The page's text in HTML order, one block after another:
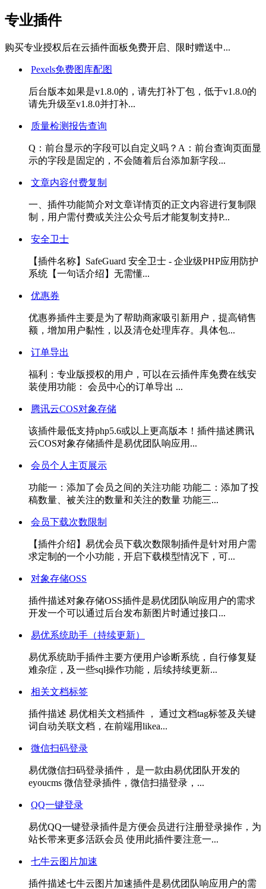
专业插件
购买专业授权后在云插件面板免费开启、限时赠送中...
Pexels免费图库配图
后台版本如果是v1.8.0的，请先打补丁包，低于v1.8.0的
请先升级至v1.8.0并打补...
质量检测报告查询
Q：前台显示的字段可以自定义吗？A：前台查询页面显
示的字段是固定的，不会随着后台添加新字段...
文章内容付费复制
一、插件功能简介对文章详情页的正文内容进行复制限
制，用户需付费或关注公众号后才能复制支持P...
安全卫士
【插件名称】SafeGuard 安全卫士 - 企业级PHP应用防护
系统【一句话介绍】无需懂...
优惠券
优惠券插件主要是为了帮助商家吸引新用户，提高销售
额，增加用户黏性，以及清仓处理库存。具体包...
订单导出
福利：专业版授权的用户，可以在云插件库免费在线安
装使用功能： 会员中心的订单导出 ...
腾讯云COS对象存储
该插件最低支持php5.6或以上更高版本！插件描述腾讯
云COS对象存储插件是易优团队响应用...
会员个人主页展示
功能一：添加了会员之间的关注功能 功能二：添加了投
稿数量、被关注的数量和关注的数量 功能三...
会员下载次数限制
【插件介绍】易优会员下载次数限制插件是针对用户需
求定制的一个小功能，开启下载模型情况下，可...
对象存储OSS
插件描述对象存储OSS插件是易优团队响应用户的需求
开发一个可以通过后台发布新图片时通过接口...
易优系统助手（持续更新）
易优系统助手插件主要方便用户诊断系统，自行修复疑
难杂症，及一些sql操作功能，后续持续更新...
相关文档标签
插件描述 易优相关文档插件 ， 通过文档tag标签及关键
词自动关联文档，在前端用likea...
微信扫码登录
易优微信扫码登录插件， 是一款由易优团队开发的
eyoucms 微信登录插件，微信扫描登录，...
QQ一键登录
易优QQ一键登录插件是方便会员进行注册登录操作，为
站长带来更多活跃会员 使用此插件要注意一...
七牛云图片加速
插件描述七牛云图片加速插件是易优团队响应用户的需